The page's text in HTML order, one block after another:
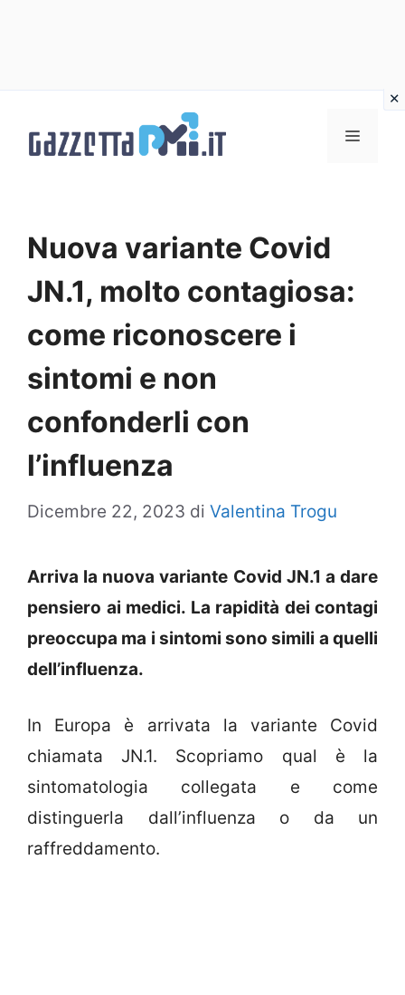
Menu
Nuova variante Covid
JN.1, molto contagiosa:
come riconoscere i
sintomi e non
confonderli con
l’influenza
Dicembre 22, 2023 di Valentina Trogu
Arriva la nuova variante Covid JN.1 a dare
pensiero ai medici. La rapidità dei contagi
preoccupa ma i sintomi sono simili a quelli
dell’influenza.
In Europa è arrivata la variante Covid
chiamata JN.1. Scopriamo qual è la
sintomatologia collegata e come
distinguerla dall’influenza o da un
raffreddamento.